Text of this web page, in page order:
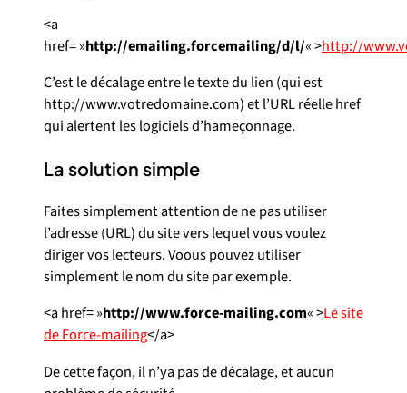
<a
href= »http://emailing.forcemailing/d/l/« >http://
C’est le décalage entre le texte du lien (qui est
http://www.votredomaine.com) et l’URL réelle href
qui alertent les logiciels d’hameçonnage.
La solution simple
Faites simplement attention de ne pas utiliser
l’adresse (URL) du site vers lequel vous voulez
diriger vos lecteurs. Voous pouvez utiliser
simplement le nom du site par exemple.
<a href= »http://www.force-mailing.com« >Le site
de Force-mailing</a>
De cette façon, il n’ya pas de décalage, et aucun